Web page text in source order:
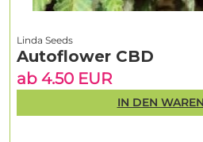
Linda Seeds
Autoflower CBD
ab 4.50 EUR
IN DEN